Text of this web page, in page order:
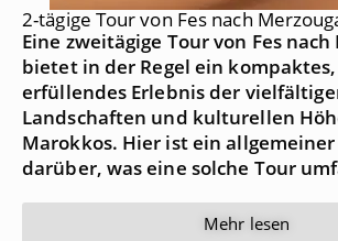
2-tägige Tour von Fes nach
Eine zweitägige Tour von Fes nach
bietet in der Regel ein
erfüllendes Erlebnis der
Landschaften und kulturellen
Marokkos. Hier ist ein
darüber, was eine solche Tour
Mehr lesen